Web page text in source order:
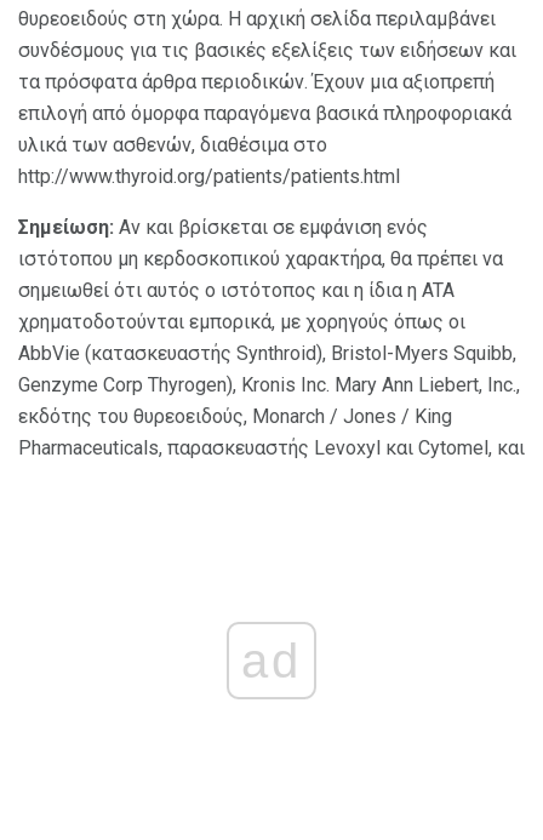
θυρεοειδούς στη χώρα. Η αρχική σελίδα περιλαμβάνει
συνδέσμους για τις βασικές εξελίξεις των ειδήσεων και
τα πρόσφατα άρθρα περιοδικών. Έχουν μια αξιοπρεπή
επιλογή από όμορφα παραγόμενα βασικά πληροφοριακά
υλικά των ασθενών, διαθέσιμα στο
http://www.thyroid.org/patients/patients.html
Σημείωση: Αν και βρίσκεται σε εμφάνιση ενός
ιστότοπου μη κερδοσκοπικού χαρακτήρα, θα πρέπει να
σημειωθεί ότι αυτός ο ιστότοπος και η ίδια η ATA
χρηματοδοτούνται εμπορικά, με χορηγούς όπως οι
AbbVie (κατασκευαστής Synthroid), Bristol-Myers Squibb,
Genzyme Corp Thyrogen), Kronis Inc. Mary Ann Liebert, Inc.,
εκδότης του θυρεοειδούς, Monarch / Jones / King
Pharmaceuticals, παρασκευαστής Levoxyl και Cytomel, και
ad